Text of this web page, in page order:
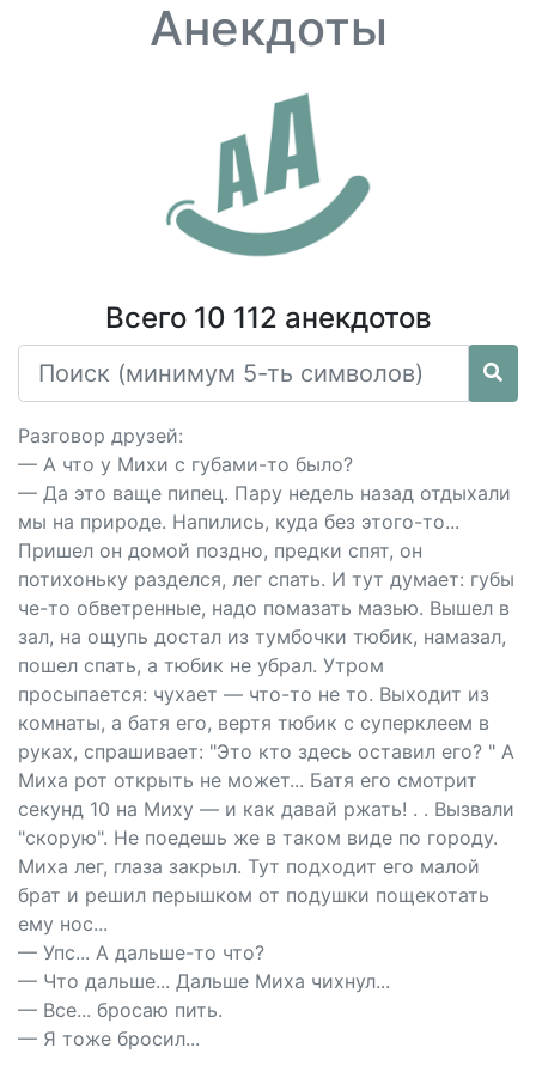
Анекдоты
Всего 10 112 анекдотов
Разговор друзей:
— А что у Михи с губами-то было?
— Да это ваще пипец. Пару недель назад отдыхали
мы на природе. Напились, куда без этого-то...
Пришел он домой поздно, предки спят, он
потихоньку разделся, лег спать. И тут думает: губы
че-то обветренные, надо помазать мазью. Вышел в
зал, на ощупь достал из тумбочки тюбик, намазал,
пошел спать, а тюбик не убрал. Утром
просыпается: чухает — что-то не то. Выходит из
комнаты, а батя его, вертя тюбик с суперклеем в
руках, спрашивает: "Это кто здесь оставил его? " А
Миха рот открыть не может... Батя его смотрит
секунд 10 на Миху — и как давай ржать! . . Вызвали
"скорую". Не поедешь же в таком виде по городу.
Миха лег, глаза закрыл. Тут подходит его малой
брат и решил перышком от подушки пощекотать
ему нос...
— Упс... А дальше-то что?
— Что дальше... Дальше Миха чихнул...
— Все... бросаю пить.
— Я тоже бросил...